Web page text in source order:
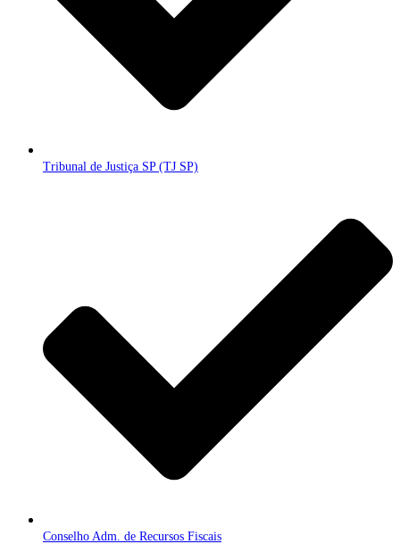
Tribunal de Justiça SP (TJ SP)
Conselho Adm. de Recursos Fiscais